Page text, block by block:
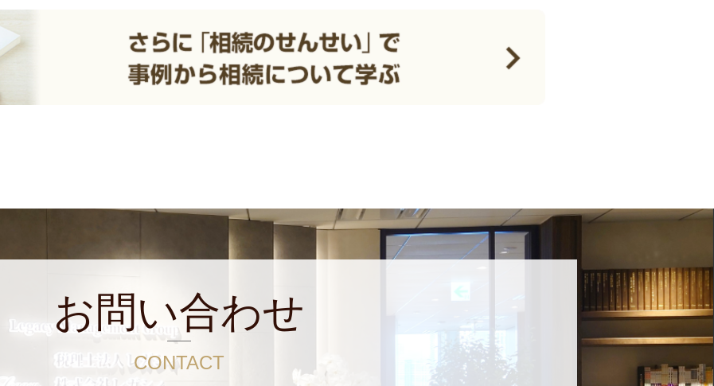
お問い合わせ
CONTACT